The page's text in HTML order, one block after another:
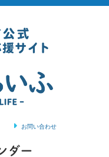
お問い合わせ
ダー